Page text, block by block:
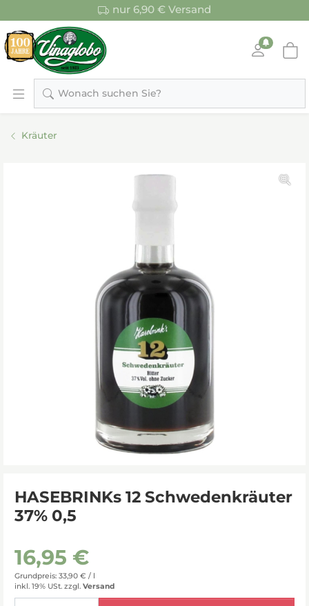
nur 6,90 € Versand
Wonach suchen Sie?
Kräuter
HASEBRINKs 12 Schwedenkräuter
37% 0,5
16,95 €
Grundpreis: 33,90 € / l
inkl. 19% USt. zzgl. Versand